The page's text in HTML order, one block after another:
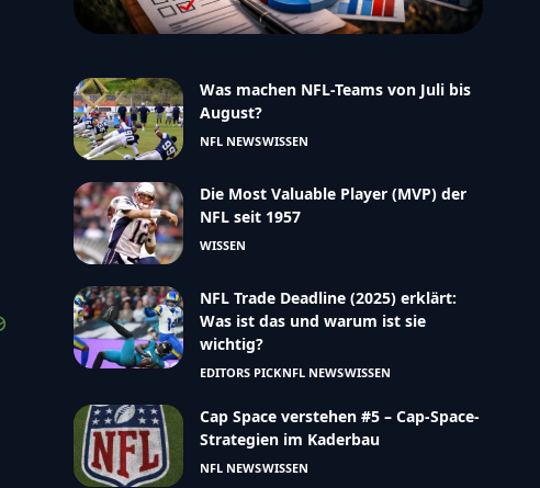
Was machen NFL-Teams von Juli bis
August?
NFL NEWSWISSEN
Die Most Valuable Player (MVP) der
NFL seit 1957
WISSEN
NFL Trade Deadline (2025) erklärt:
Was ist das und warum ist sie
wichtig?
EDITORS PICKNFL NEWSWISSEN
Cap Space verstehen #5 – Cap-Space-
Strategien im Kaderbau
NFL NEWSWISSEN